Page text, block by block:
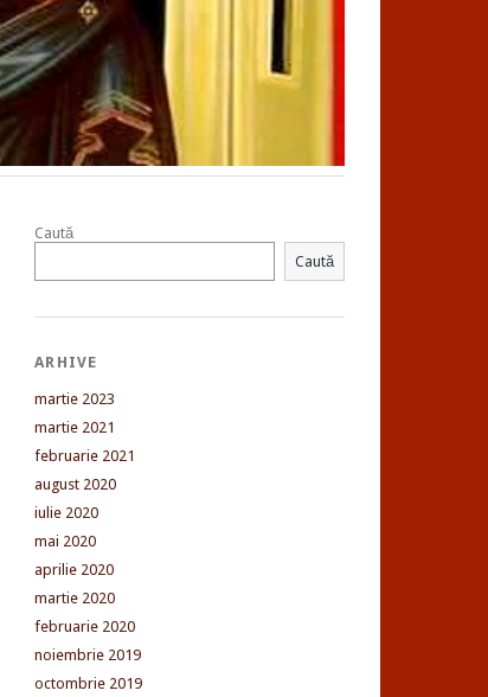
Caută
Caută
ARHIVE
martie 2023
martie 2021
februarie 2021
august 2020
iulie 2020
mai 2020
aprilie 2020
martie 2020
februarie 2020
noiembrie 2019
octombrie 2019